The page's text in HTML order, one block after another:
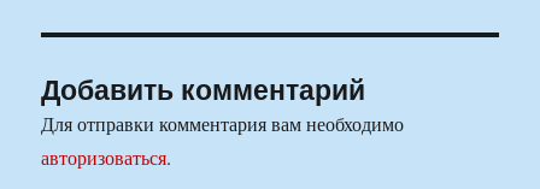
Добавить комментарий
Для отправки комментария вам необходимо
авторизоваться.